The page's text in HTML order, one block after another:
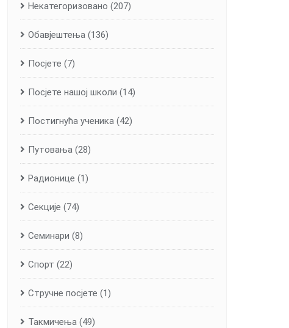
Некатегоризовано (207)
Обавјештења (136)
Посјете (7)
Посјете нашој школи (14)
Постигнућа ученика (42)
Путовања (28)
Радионице (1)
Секције (74)
Семинари (8)
Спорт (22)
Стручне посјете (1)
Такмичења (49)